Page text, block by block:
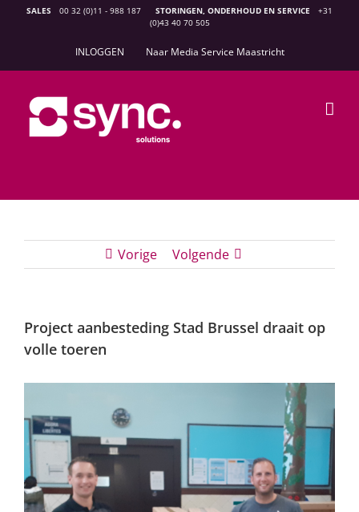
SALES 00 32 (0)11 - 988 187 STORINGEN, ONDERHOUD EN SERVICE
+31
(0)43 40 70 505
INLOGGEN Naar Media Service Maastricht
Vorige Volgende
Project aanbesteding Stad Brussel draait op
volle toeren
grotere
afbeelding